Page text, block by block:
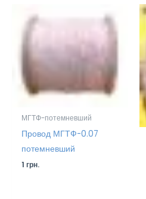
МГТФ-потемневший
Провод МГТФ-0.07
потемневший
1грн.